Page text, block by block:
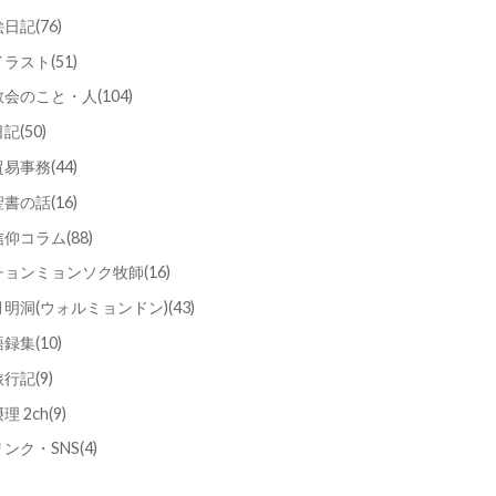
日記(76)
ラスト(51)
会のこと・人(104)
記(50)
易事務(44)
書の話(16)
仰コラム(88)
ョンミョンソク牧師(16)
明洞(ウォルミョンドン)(43)
録集(10)
行記(9)
理 2ch(9)
ンク・SNS(4)